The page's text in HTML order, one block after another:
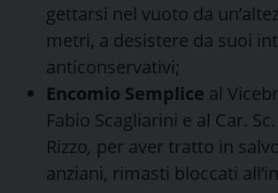
gettarsi nel vuoto da
metri, a desistere da suoi
anticonservativi;
Encomio Semplice al
Fabio Scagliarini e al Car.
Rizzo, per aver tratto in
anziani, rimasti bloccati